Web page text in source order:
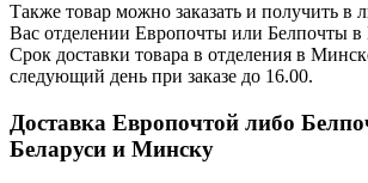
Также товар можно заказать и получить в
Вас отделении Европочты или Белпочты
Срок доставки товара в отделения в
следующий день при заказе до 16.00.
Доставка Европочтой либо
Беларуси и Минску